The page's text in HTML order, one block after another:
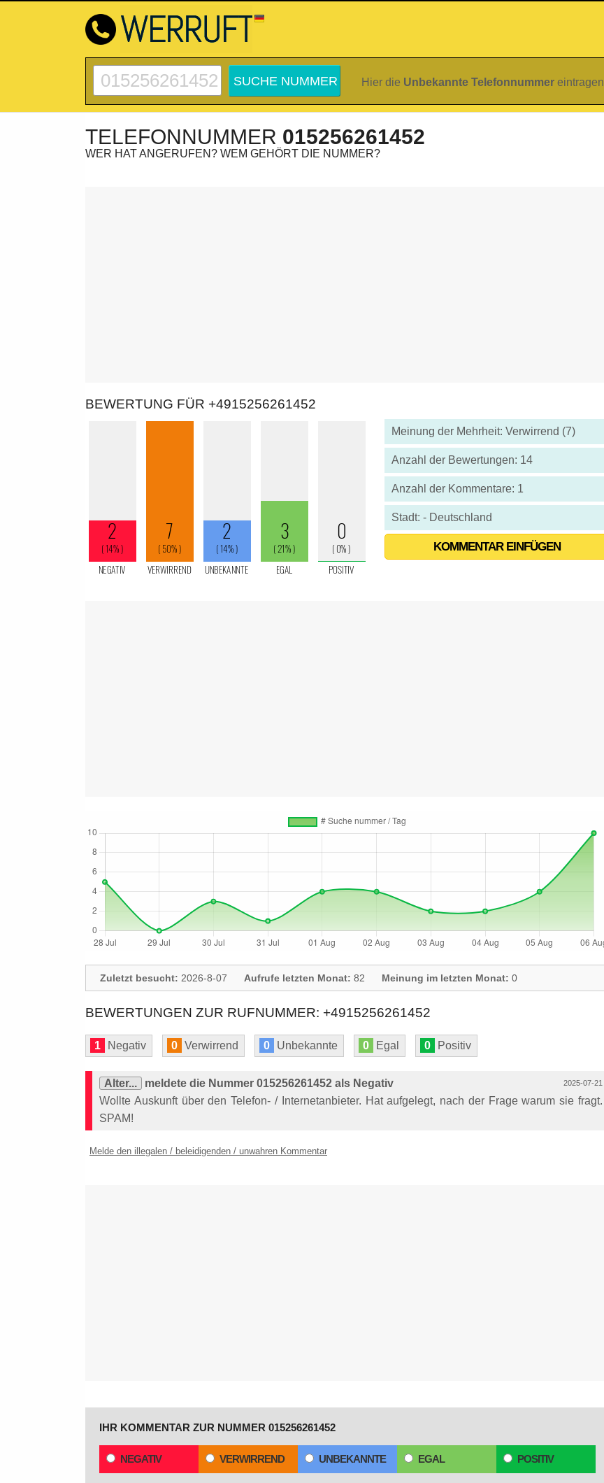
Hier die Unbekannte Telefonnummer eintragen
TELEFONNUMMER 015256261452
WER HAT ANGERUFEN? WEM GEHÖRT DIE NUMMER?
BEWERTUNG FÜR +4915256261452
Meinung der Mehrheit: Verwirrend (7)
Anzahl der Bewertungen: 14
Anzahl der Kommentare: 1
Stadt: - Deutschland
KOMMENTAR EINFÜGEN
Zuletzt besucht: 2026-8-07 Aufrufe letzten Monat: 82 Meinung im letzten Monat: 0
BEWERTUNGEN ZUR RUFNUMMER: +4915256261452
1 Negativ 0 Verwirrend 0 Unbekannte 0 Egal 0 Positiv
2025-07-21
Alter...
meldete die Nummer 015256261452 als Negativ
Wollte Auskunft über den Telefon- / Internetanbieter. Hat aufgelegt, nach der Frage warum sie fragt.
SPAM!
Melde den illegalen / beleidigenden / unwahren Kommentar
IHR KOMMENTAR ZUR NUMMER 015256261452
NEGATIV VERWIRREND UNBEKANNTE EGAL POSITIV